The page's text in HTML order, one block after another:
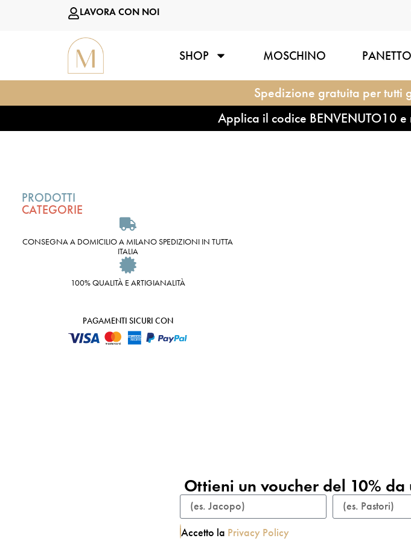
LAVORA CON NOI
SHOP MOSCHINO
Spedizione gratuita per
Applica il codice BENVENUTO10
PRODOTTI
CATEGORIE
CONSEGNA A DOMICILIO A MILANO SPEDIZIONI IN TUTTA
ITALIA
100% QUALITÀ E ARTIGIANALITÀ
PAGAMENTI SICURI CON
Ottieni un voucher del 10%
Accetto la Privacy Policy